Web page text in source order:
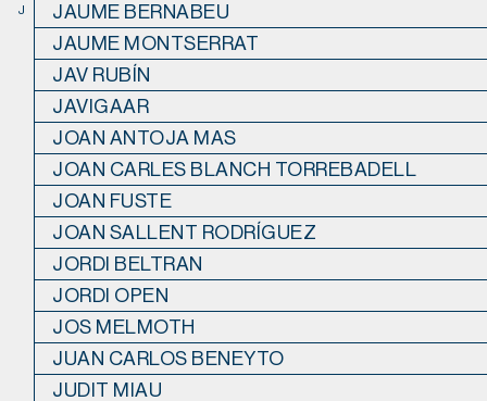
J
JAUME BERNABEU
JAUME MONTSERRAT
JAV RUBÍN
JAVIGAAR
JOAN ANTOJA MAS
JOAN CARLES BLANCH TORREBADELL
JOAN FUSTE
JOAN SALLENT RODRÍGUEZ
JORDI BELTRAN
JORDI OPEN
JOS MELMOTH
JUAN CARLOS BENEYTO
JUDIT MIAU